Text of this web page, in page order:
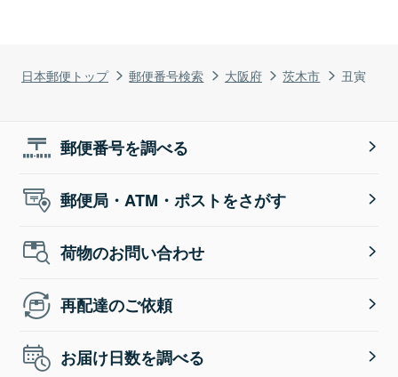
日本郵便トップ 郵便番号検索 大阪府 茨木市 丑寅
郵便番号を調べる
郵便局・ATM・ポストをさがす
荷物のお問い合わせ
再配達のご依頼
お届け日数を調べる